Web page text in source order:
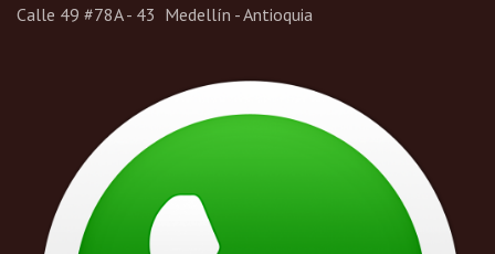
Calle 49 #78A - 43 Medellín - Antioquia